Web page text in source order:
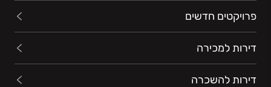
פרויקטים חדשים
דירות למכירה
דירות להשכרה